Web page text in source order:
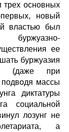
трех основных
новый
властью был
ее
буржуазия
(даже при
массы
диктатуры
социальной
лозунг не
а